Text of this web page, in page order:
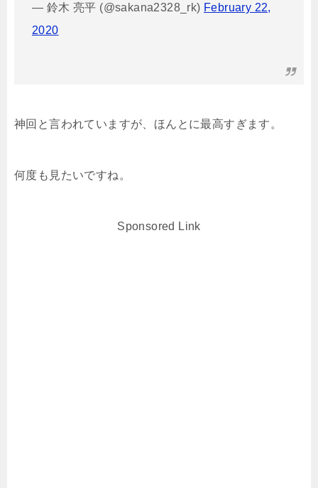
— 鈴木 亮平 (@sakana2328_rk) February 22,
2020
神回と言われていますが、ほんとに最高すぎます。
何度も見たいですね。
Sponsored Link